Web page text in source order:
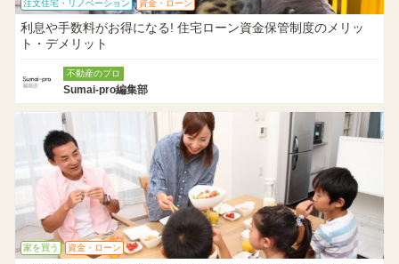
注文住宅・リノベーション 資金・ローン
利息や手数料がお得になる! 住宅ローン資金保管制度のメリッ
ト・デメリット
不動産のプロ
Sumai-pro編集部
家を買う 資金・ローン